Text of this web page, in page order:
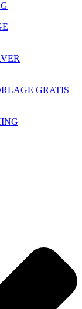
GRATIS